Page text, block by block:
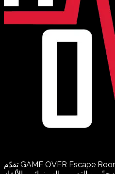
تقدّم GAME OVER Escape Rooms دبي تجربة مغامرة غامرة